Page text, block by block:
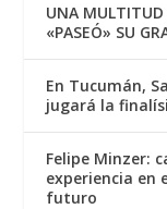
UNA MULTITUD
«PASEÓ» SU
En Tucumán,
jugará la
Felipe Minzer:
experiencia en
futuro